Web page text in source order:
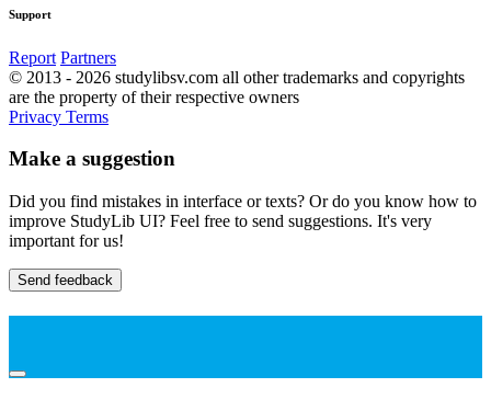
Support
Report Partners
© 2013 - 2026 studylibsv.com all other trademarks and copyrights
are the property of their respective owners
Privacy Terms
Make a suggestion
Did you find mistakes in interface or texts? Or do you know how to
improve StudyLib UI? Feel free to send suggestions. It's very
important for us!
Send feedback